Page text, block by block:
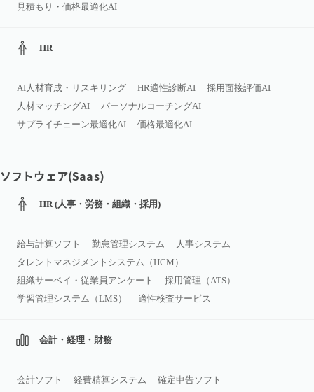
見積もり・価格最適化AI
HR
AI人材育成・リスキリング HR適性診断AI
採用面接評価AI
人材マッチングAI
パーソナルコーチングAI
サプライチェーン最適化AI
価格最適化AI
ソフトウェア(Saas)
HR (人事・労務・組織・採用)
給与計算ソフト 勤怠管理システム
人事システム
タレントマネジメントシステム（HCM）
組織サーベイ・従業員アンケート
採用管理（ATS）
学習管理システム（LMS）
適性検査サービス
会計・経理・財務
会計ソフト 経費精算システム
確定申告ソフト